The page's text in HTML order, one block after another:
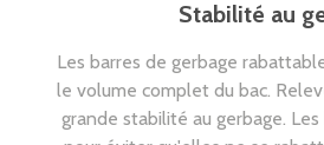
Stabilité au
Les barres de gerbage
le volume complet du bac.
grande stabilité au gerbage.